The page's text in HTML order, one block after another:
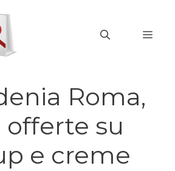
Roma,
offerte su
e creme